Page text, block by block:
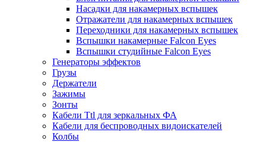
Насадки для накамерных вспышек
Отражатели для накамерных вспышек
Переходники для накамерных вспышек
Вспышки накамерные Falcon Eyes
Вспышки студийные Falcon Eyes
Генераторы эффектов
Грузы
Держатели
Зажимы
Зонты
Кабели Ttl для зеркальных ФА
Кабели для беспроводных видоискателей
Колбы